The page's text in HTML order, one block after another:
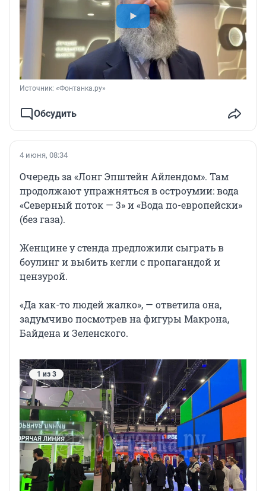
Источник: «Фонтанка.ру»
Обсудить
4 июня, 08:34
Очередь за «Лонг Эпштейн Айлендом». Там
продолжают упражняться в остроумии: вода
«Северный поток — 3» и «Вода по-европейски»
(без газа).
Женщине у стенда предложили сыграть в
боулинг и выбить кегли с пропагандой и
цензурой.
«Да как-то людей жалко», — ответила она,
задумчиво посмотрев на фигуры Макрона,
Байдена и Зеленского.
1 из 3